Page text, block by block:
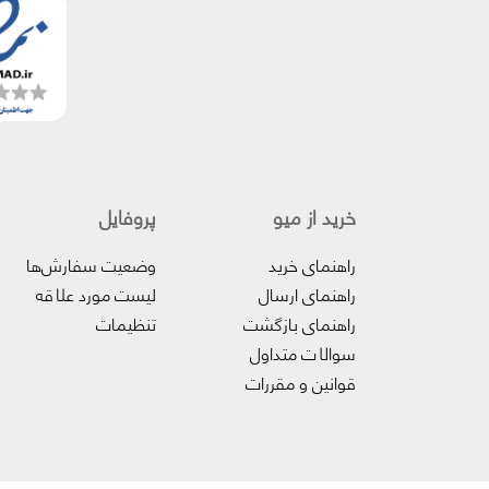
خرید از میو
راهنمای خرید
راهنمای ارسال
راهنمای بازگشت
سوالات متداول
قوانین و مقررات
پروفایل‌
وضعیت سفارش‌ها
لیست مورد علاقه
تنظیمات